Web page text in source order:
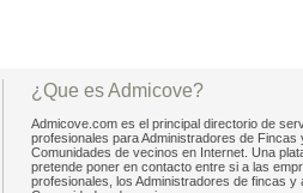
¿Que es Admicove?
Admicove.com es el principal directorio de
profesionales para Administradores de Fincas
Comunidades de vecinos en Internet. Una
pretende poner en contacto entre si a las
profesionales, los Administradores de fincas y